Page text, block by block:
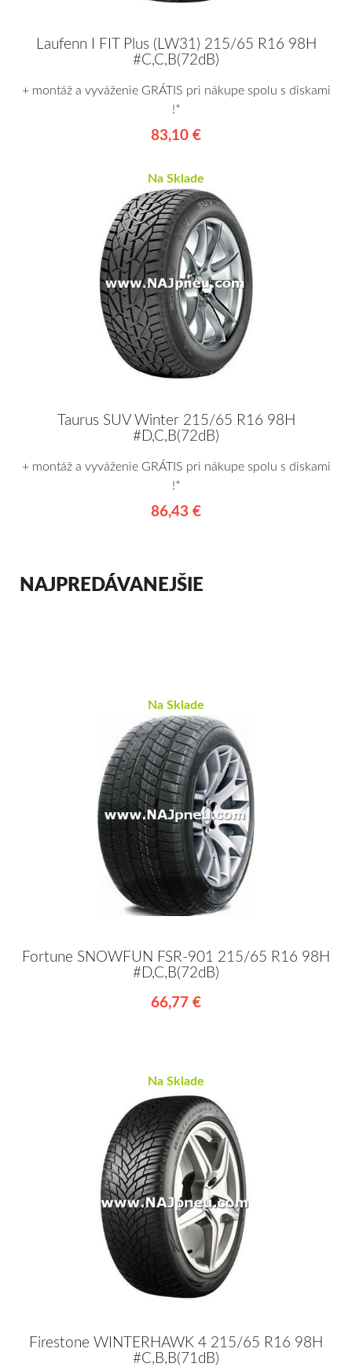
Laufenn I FIT Plus (LW31) 215/65 R16 98H
#C,C,B(72dB)
+ montáž a vyváženie GRÁTIS pri nákupe spolu s diskami
!*
83,10 €
Na Sklade
Taurus SUV Winter 215/65 R16 98H
#D,C,B(72dB)
+ montáž a vyváženie GRÁTIS pri nákupe spolu s diskami
!*
86,43 €
NAJPREDÁVANEJŠIE
Na Sklade
Fortune SNOWFUN FSR-901 215/65 R16 98H
#D,C,B(72dB)
66,77 €
Na Sklade
Firestone WINTERHAWK 4 215/65 R16 98H
#C,B,B(71dB)